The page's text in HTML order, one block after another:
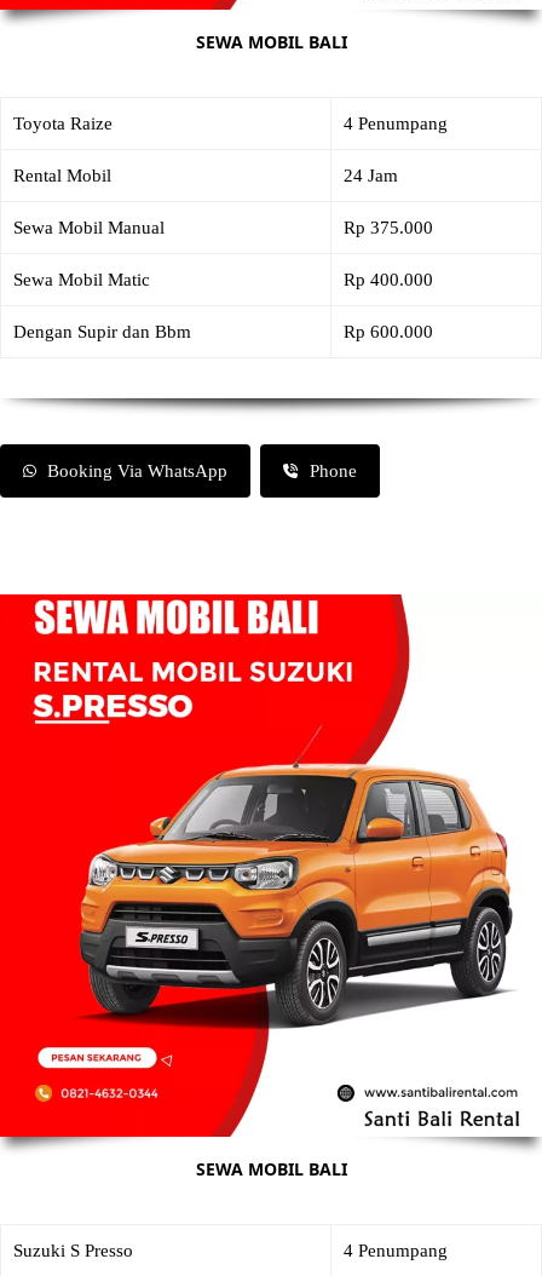
SEWA MOBIL BALI
Toyota Raize 4 Penumpang
Rental Mobil 24 Jam
Sewa Mobil Manual Rp 375.000
Sewa Mobil Matic Rp 400.000
Dengan Supir dan Bbm Rp 600.000
Booking Via WhatsApp Phone
SEWA MOBIL BALI
Suzuki S Presso 4 Penumpang